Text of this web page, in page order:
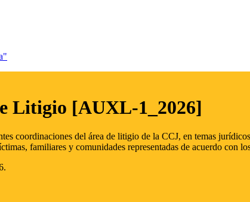
Litigio [AUXL-1_2026]
coordinaciones del área de litigio de la CCJ, en temas
familiares y comunidades representadas de acuerdo con